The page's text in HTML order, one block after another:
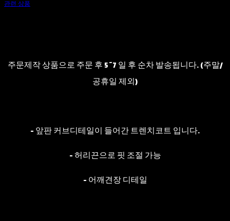
관련 상품
주문제작 상품으로 주문 후 5~7 일 후 순차 발송됩니다. (주말/
공휴일 제외)
- 앞판 커브디테일이 들어간 트렌치코트 입니다.
- 허리끈으로 핏 조절 가능
- 어깨견장 디테일